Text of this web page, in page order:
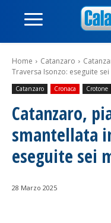
Home Catanzaro
Traversa Isonzo: eseguite
Catanzaro Cronaca Crotone
Catanzaro,
smantellata
eseguite sei
28 Marzo 2025